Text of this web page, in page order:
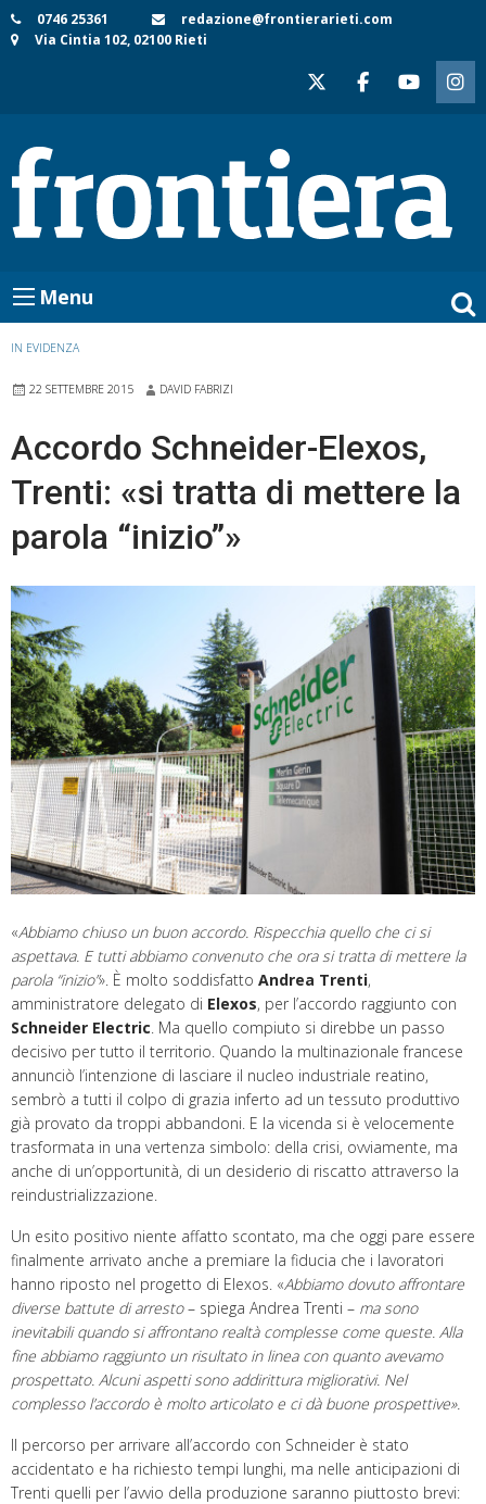
Skip
to
0746 25361
redazione@frontierarieti.com
Via Cintia 102, 02100 Rieti
Menu
IN EVIDENZA
22 SETTEMBRE 2015 DAVID FABRIZI
Accordo Schneider-Elexos,
Trenti: «si tratta di mettere la
parola “inizio”»
«Abbiamo chiuso un buon accordo. Rispecchia quello che ci si
aspettava. E tutti abbiamo convenuto che ora si tratta di mettere la
parola “inizio”». È molto soddisfatto Andrea Trenti,
amministratore delegato di Elexos, per l’accordo raggiunto con
Schneider Electric. Ma quello compiuto si direbbe un passo
decisivo per tutto il territorio. Quando la multinazionale francese
annunciò l’intenzione di lasciare il nucleo industriale reatino,
sembrò a tutti il colpo di grazia inferto ad un tessuto produttivo
già provato da troppi abbandoni. E la vicenda si è velocemente
trasformata in una vertenza simbolo: della crisi, ovviamente, ma
anche di un’opportunità, di un desiderio di riscatto attraverso la
reindustrializzazione.
Un esito positivo niente affatto scontato, ma che oggi pare essere
finalmente arrivato anche a premiare la fiducia che i lavoratori
hanno riposto nel progetto di Elexos. «Abbiamo dovuto affrontare
diverse battute di arresto– spiega Andrea Trenti – ma sono
inevitabili quando si affrontano realtà complesse come queste. Alla
fine abbiamo raggiunto un risultato in linea con quanto avevamo
prospettato. Alcuni aspetti sono addirittura migliorativi. Nel
complesso l’accordo è molto articolato e ci dà buone prospettive».
Il percorso per arrivare all’accordo con Schneider è stato
accidentato e ha richiesto tempi lunghi, ma nelle anticipazioni di
Trenti quelli per l’avvio della produzione saranno piuttosto brevi: